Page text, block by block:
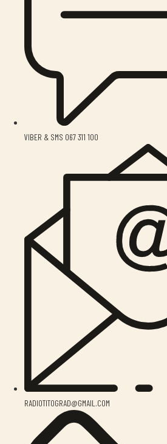
VIBER & SMS 067 311 100
RADIOTITOGRAD@GMAIL.COM